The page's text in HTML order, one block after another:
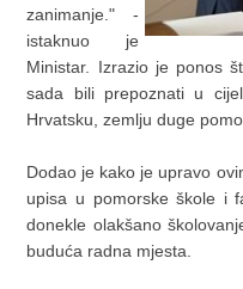
zanimanje." -
istaknuo je
Ministar. Izrazio je ponos
sada bili prepoznati u
Hrvatsku, zemlju duge
Dodao je kako je upravo
upisa u pomorske škole i
donekle olakšano
buduća radna mjesta.